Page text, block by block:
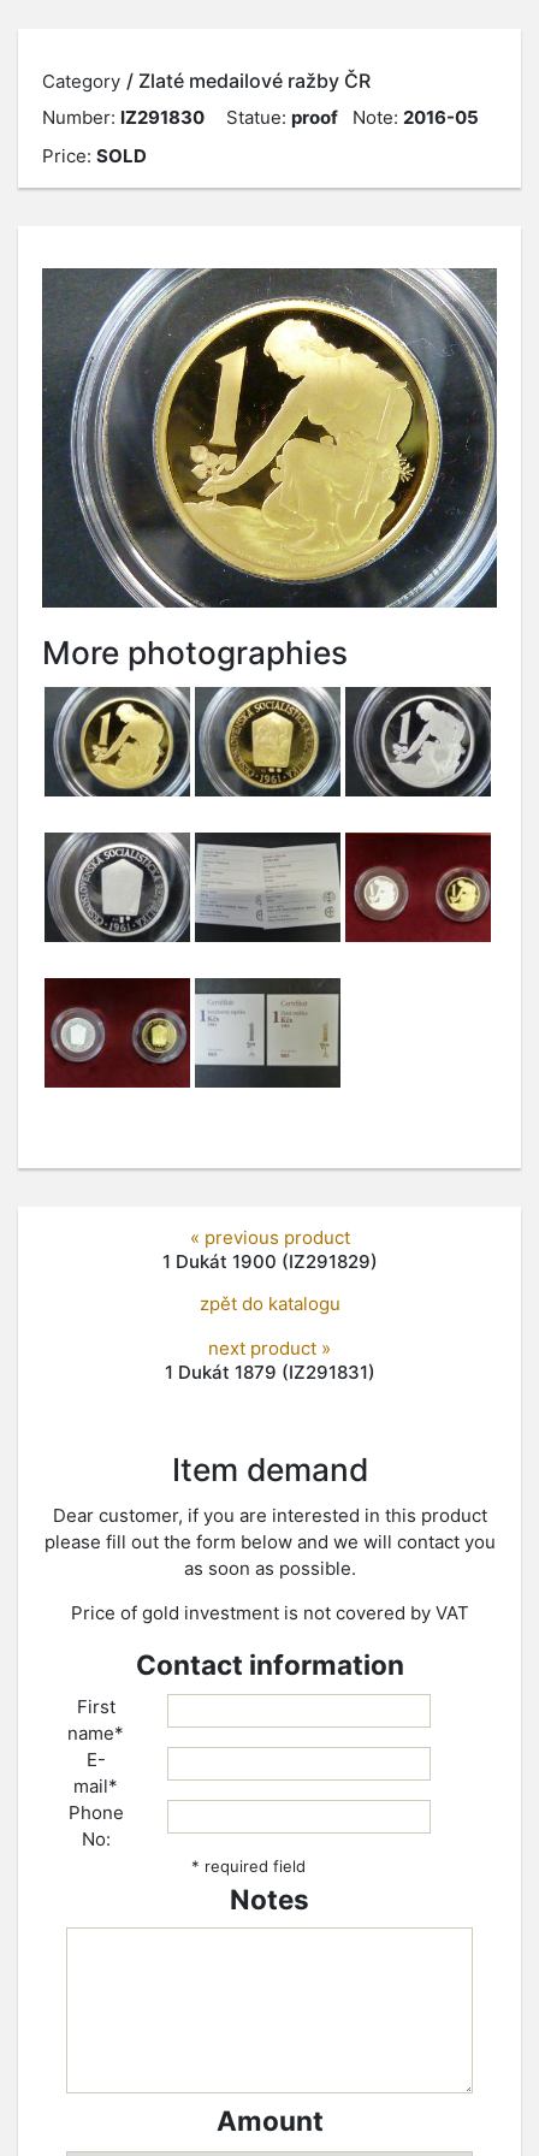
Category / Zlaté medailové ražby ČR
Number: IZ291830 Statue: proof Note: 2016-05
Price: SOLD
More photographies
« previous product
1 Dukát 1900 (IZ291829)
zpět do katalogu
next product »
1 Dukát 1879 (IZ291831)
Item demand
Dear customer, if you are interested in this product
please fill out the form below and we will contact you
as soon as possible.
Price of gold investment is not covered by VAT
Contact information
First
name*
E-
mail*
Phone
No:
* required field
Notes
Amount